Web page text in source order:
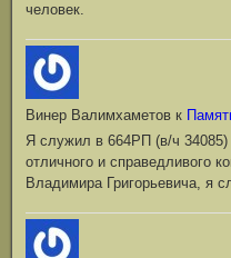
человек.
Винер Валимхаметов к
Я служил в 664РП (в/ч 34085)
отличного и справедливого
Владимира Григорьевича, я